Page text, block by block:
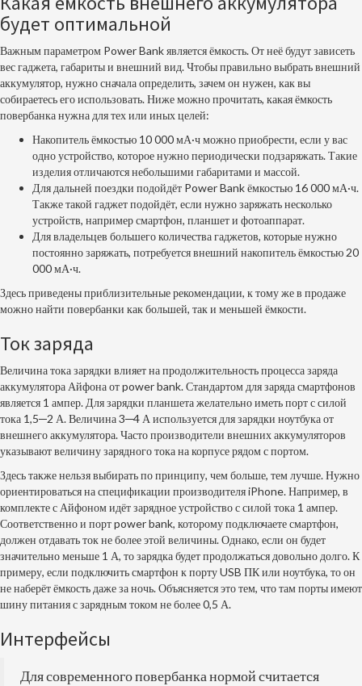
будет оптимальной
Важным параметром Power Bank является ёмкость. От неё будут зависеть
вес гаджета, габариты и внешний вид. Чтобы правильновыбрать внешний
аккумулятор, нужно сначала определить, зачем он нужен, как вы
собираетесь его использовать. Ниже можно прочитать, какаяёмкость
повербанканужна для тех или иных целей:
Накопитель ёмкостью 10 000 мА·чможно приобрести, если у вас
одно устройство, которое нужно периодически подзаряжать. Такие
изделия отличаются небольшими габаритами и массой.
Для дальней поездки подойдёт Power Bank ёмкостью 16 000 мА·ч.
Также такой гаджет подойдёт, если нужно заряжать несколько
устройств, например смартфон, планшет и фотоаппарат.
Для владельцев большего количества гаджетов, которые нужно
постоянно заряжать, потребуется внешний накопитель ёмкостью 20
000 мА·ч.
Здесь приведены приблизительные рекомендации, к тому же в продаже
можно найти повербанки как большей, так и меньшей ёмкости.
Ток заряда
Величина тока зарядки влияет на продолжительность процесса заряда
аккумулятора Айфона от power bank. Стандартом для заряда смартфонов
является 1 ампер. Для зарядки планшета желательно иметь порт с силой
тока 1,5─2 А. Величина 3─4 А используется для зарядки ноутбука от
внешнего аккумулятора. Часто производители внешних аккумуляторов
указывают величину зарядного тока на корпусе рядом с портом.
Здесь также нельзя выбирать по принципу, чем больше, тем лучше. Нужно
ориентироваться на спецификации производителя iPhone. Например, в
комплекте с Айфоном идёт зарядное устройство с силой тока 1 ампер.
Соответственно и порт power bank, которому подключаете смартфон,
должен отдавать ток не более этой величины. Однако, если он будет
значительно меньше 1 А, то зарядка будет продолжаться довольно долго. К
примеру, если подключить смартфон к порту USB ПК или ноутбука, то он
не наберёт ёмкость даже за ночь. Объясняется это тем, что там порты имеют
шину питания с зарядным током не более 0,5 А.
Интерфейсы
Для современного повербанка нормой считается